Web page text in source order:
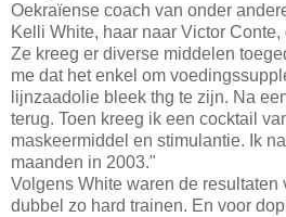
Oekraïense coach van onder
Kelli White, haar naar Victor
Ze kreeg er diverse middelen
me dat het enkel om
lijnzaadolie bleek thg te zijn. Na
terug. Toen kreeg ik een cocktail
maskeermiddel en stimulantie. Ik
maanden in 2003."
Volgens White waren de resultaten
dubbel zo hard trainen. En voor